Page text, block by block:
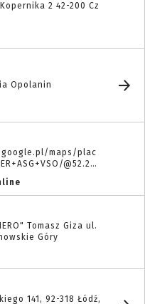
Opolanin
@52.203
Góry
141, 92-318 Łódź,